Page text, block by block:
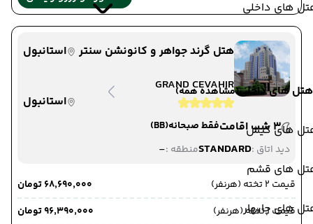
های داخلی
هتل های داخلی(مشاهده همه)
های کیش
های قشم
های چابهار
هتل گرند جواهر و کانونشن سنتر
استانبول
GRAND CEVAHIR
استانبول
3 شب اقامت
فقط صبحانه(BB)
دید اتاق :STANDARDمنطقه :-
قیمت 2 تخته (هرنفر)
۶۸٬۶۹۰٬۰۰۰ تومان
قیمت 1 تخته (هرنفر)
۹۶٬۳۹۰٬۰۰۰ تومان